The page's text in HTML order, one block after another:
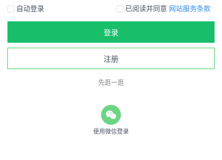
自动登录
已阅读并同意 网站服务条款
登录
注册
先逛一逛
使用微信登录